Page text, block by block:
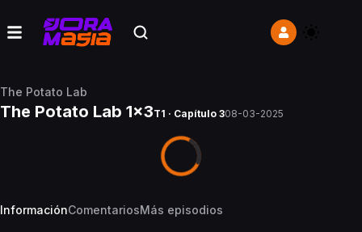
The Potato Lab
The Potato Lab 1x3T1 · Capítulo 308-03-2025
InformaciónComentariosMás episodios